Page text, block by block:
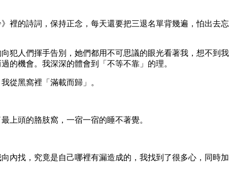
裡的詩詞，保持正念，每天還要把三退名單背幾遍，怕出去忘
犯人們揮手告別，她們都用不可思議的眼光看著我，想不到我
的機會。我深深的體會到「不等不靠」的理。
從黑窩裡「滿載而歸」。
上頭的胳肢窩，一宿一宿的睡不著覺。
內找，究竟是自己哪裡有漏造成的，我找到了很多心，同時加